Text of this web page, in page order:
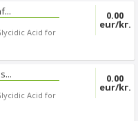
Acid for
0.00
eur/kг.
Acid for
0.00
eur/kг.